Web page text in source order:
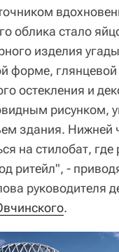
облика стало
изделия
форме, глянцевой
остекления и
рисунком,
здания. Нижней
на стилобат, где
ритейл", -
руководителя
.